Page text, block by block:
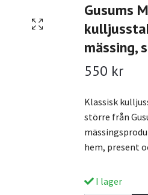
Gusums
mässing,
550 kr
Klassisk
större från
hem, present
I lager